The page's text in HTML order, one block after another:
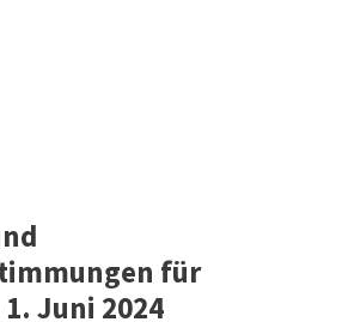
für
Juni 2024